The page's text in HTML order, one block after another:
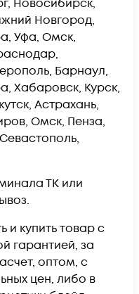
Новосибирск,
Новгород,
Уфа, Омск,
Барнаул,
Хабаровск, Курск,
Астрахань,
Омск, Пенза,
ТК или
и купить товар с
гарантией, за
оптом, с
цен, либо в